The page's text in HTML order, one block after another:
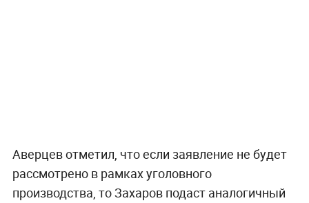
Аверцев отметил, что если заявление не будет
рассмотрено в рамках уголовного
производства, то Захаров подаст аналогичный